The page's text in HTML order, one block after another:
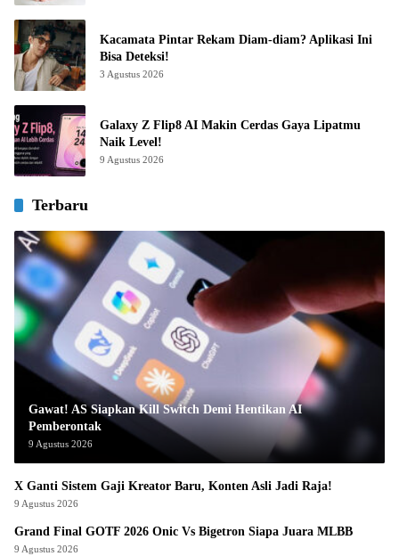
Kacamata Pintar Rekam Diam-diam? Aplikasi Ini
Bisa Deteksi!
3 Agustus 2026
Galaxy Z Flip8 AI Makin Cerdas Gaya Lipatmu
Naik Level!
9 Agustus 2026
Terbaru
Gawat! AS Siapkan Kill Switch Demi Hentikan AI
Pemberontak
9 Agustus 2026
X Ganti Sistem Gaji Kreator Baru, Konten Asli Jadi Raja!
9 Agustus 2026
Grand Final GOTF 2026 Onic Vs Bigetron Siapa Juara MLBB
9 Agustus 2026